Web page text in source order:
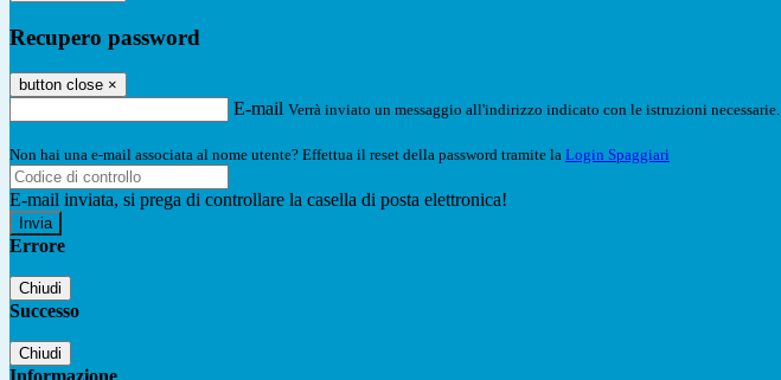
Recupero password
button close ×
E-mail Verrà inviato un messaggio all'indirizzo indicato con le istruzioni necessarie.
Non hai una e-mail associata al nome utente? Effettua il reset della password tramite la Login Spaggiari
E-mail inviata, si prega di controllare la casella di posta elettronica!
Errore
Chiudi
Successo
Chiudi